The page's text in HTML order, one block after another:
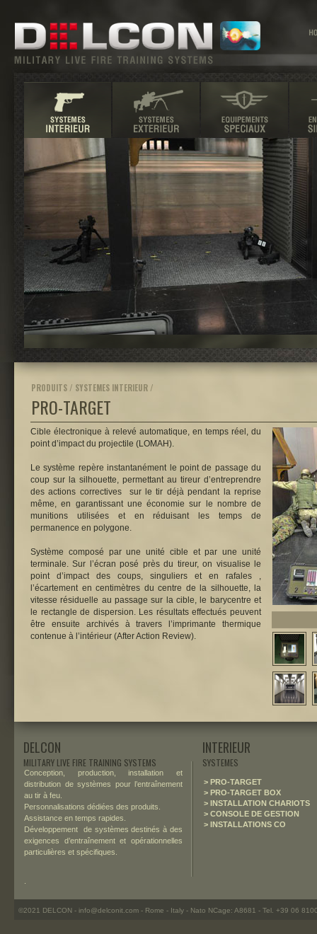
PRODUITS / SYSTEMES INTERIEUR /
PRO-TARGET
Cible électronique à relevé automatique, en temps réel, du
point d’impact du projectile (LOMAH).
Le système repère instantanément le point de passage du
coup sur la silhouette, permettant au tireur d’entreprendre
des actions correctives sur le tir déjà pendant la reprise
même, en garantissant une économie sur le nombre de
munitions utilisées et en réduisant les temps de
permanence en polygone.
Système composé par une unité cible et par une unité
terminale. Sur l’écran posé près du tireur, on visualise le
point d’impact des coups, singuliers et en rafales ,
l’écartement en centimètres du centre de la silhouette, la
vitesse résiduelle au passage sur la cible, le barycentre et
le rectangle de dispersion. Les résultats effectués peuvent
être ensuite archivés à travers l’imprimante thermique
contenue à l’intérieur (After Action Review).
©2021 DELCON - info@delconit.com - Rome - Italy - Nato NCage: A8681 - Tel. +39 06
Conception, production, installation et
distribution de systèmes pour l’entraînement
au tir à feu.
Personnalisations dédiées des produits.
Assistance en temps rapides.
Développement de systèmes destinés à des
exigences d’entraînement et opérationnelles
particulières et spécifiques.
DELCON
MILITARY LIVE FIRE TRAINING SYSTEMS
INTERIEUR
SYSTEMES
> PRO-TARGET
> PRO-TARGET BOX
> INSTALLATION CHARIOTS
> CONSOLE DE GESTION
> INSTALLATIONS CO